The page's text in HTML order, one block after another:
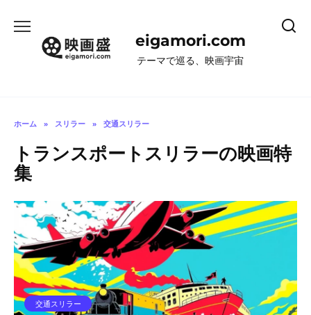
eigamori.com
テーマで巡る、映画宇宙
ホーム » スリラー » 交通スリラー
トランスポートスリラーの映画特
集
交通スリラー